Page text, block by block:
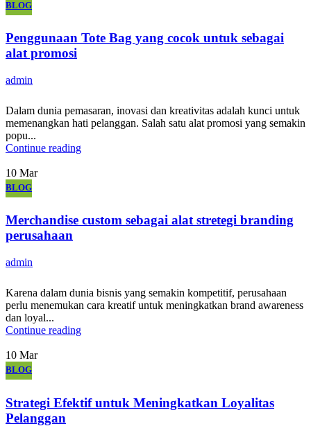
BLOG
Penggunaan Tote Bag yang cocok untuk sebagai
alat promosi
admin
Dalam dunia pemasaran, inovasi dan kreativitas adalah kunci untuk
memenangkan hati pelanggan. Salah satu alat promosi yang semakin
popu...
Continue reading
10 Mar
BLOG
Merchandise custom sebagai alat stretegi branding
perusahaan
admin
Karena dalam dunia bisnis yang semakin kompetitif, perusahaan
perlu menemukan cara kreatif untuk meningkatkan brand awareness
dan loyal...
Continue reading
10 Mar
BLOG
Strategi Efektif untuk Meningkatkan Loyalitas
Pelanggan